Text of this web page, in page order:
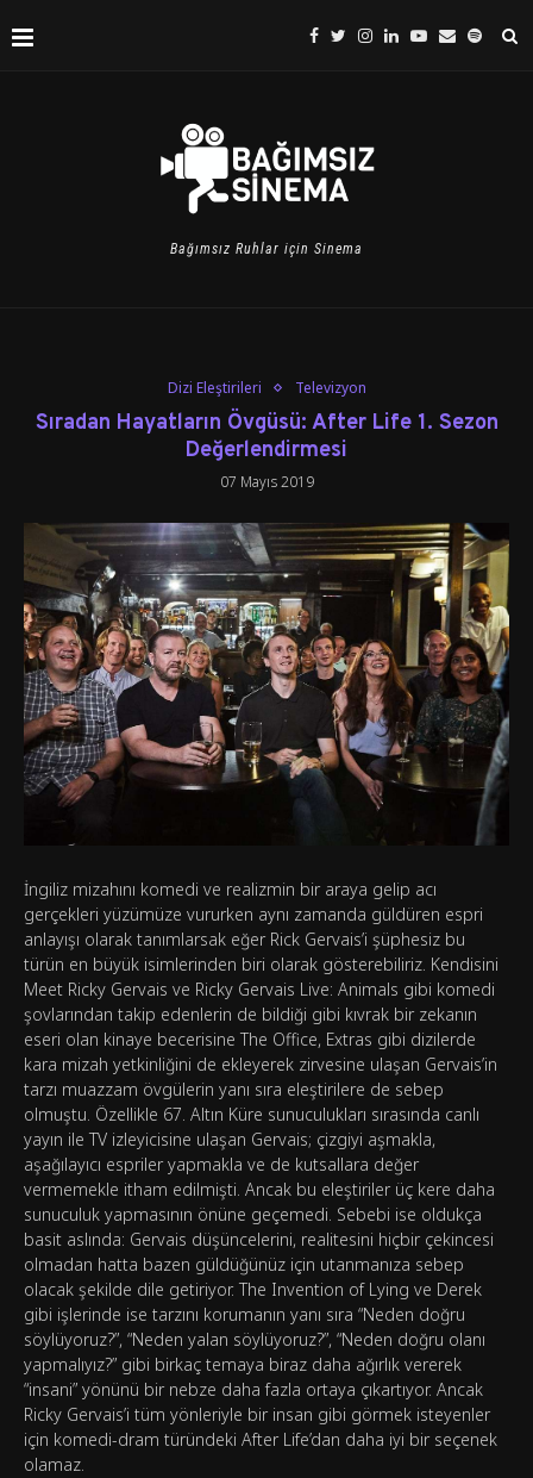
Bağımsız Ruhlar için Sinema
Dizi Eleştirileri Televizyon
Sıradan Hayatların Övgüsü: After Life 1. Sezon
Değerlendirmesi
07 Mayıs 2019
İngiliz mizahını komedi ve realizmin bir araya gelip acı
gerçekleri yüzümüze vururken aynı zamanda güldüren espri
anlayışı olarak tanımlarsak eğer Rick Gervais’i şüphesiz bu
türün en büyük isimlerinden biri olarak gösterebiliriz. Kendisini
Meet Ricky Gervais ve Ricky Gervais Live: Animals gibi komedi
şovlarından takip edenlerin de bildiği gibi kıvrak bir zekanın
eseri olan kinaye becerisine The Office, Extras gibi dizilerde
kara mizah yetkinliğini de ekleyerek zirvesine ulaşan Gervais’in
tarzı muazzam övgülerin yanı sıra eleştirilere de sebep
olmuştu. Özellikle 67. Altın Küre sunuculukları sırasında canlı
yayın ile TV izleyicisine ulaşan Gervais; çizgiyi aşmakla,
aşağılayıcı espriler yapmakla ve de kutsallara değer
vermemekle itham edilmişti. Ancak bu eleştiriler üç kere daha
sunuculuk yapmasının önüne geçemedi. Sebebi ise oldukça
basit aslında: Gervais düşüncelerini, realitesini hiçbir çekincesi
olmadan hatta bazen güldüğünüz için utanmanıza sebep
olacak şekilde dile getiriyor. The Invention of Lying ve Derek
gibi işlerinde ise tarzını korumanın yanı sıra “Neden doğru
söylüyoruz?”, “Neden yalan söylüyoruz?”, “Neden doğru olanı
yapmalıyız?” gibi birkaç temaya biraz daha ağırlık vererek
“insani” yönünü bir nebze daha fazla ortaya çıkartıyor. Ancak
Ricky Gervais’i tüm yönleriyle bir insan gibi görmek isteyenler
için komedi-dram türündeki After Life’dan daha iyi bir seçenek
olamaz.